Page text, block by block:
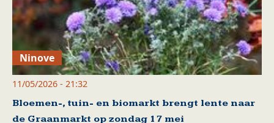
Ninove
11/05/2026 - 21:32
Bloemen-, tuin- en biomarkt brengt lente naar
de Graanmarkt op zondag 17 mei